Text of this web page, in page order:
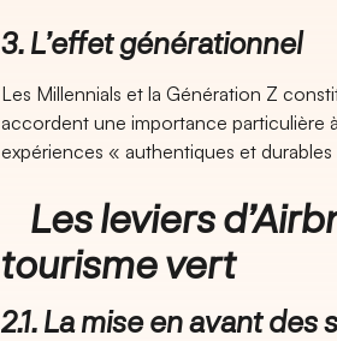
3. L’effet générationnel
Les Millennials et la Génération Z
accordent une importance particulière
expériences « authentiques et durables
Les leviers
tourisme vert
2.1. La mise en avant des